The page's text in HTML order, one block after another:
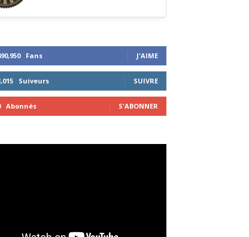
Fans J'AIME
Suiveurs SUIVRE
Abonnés S'ABONNER